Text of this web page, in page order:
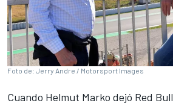
Foto de: Jerry Andre / Motorsport Images
Cuando Helmut Marko dejó Red Bull